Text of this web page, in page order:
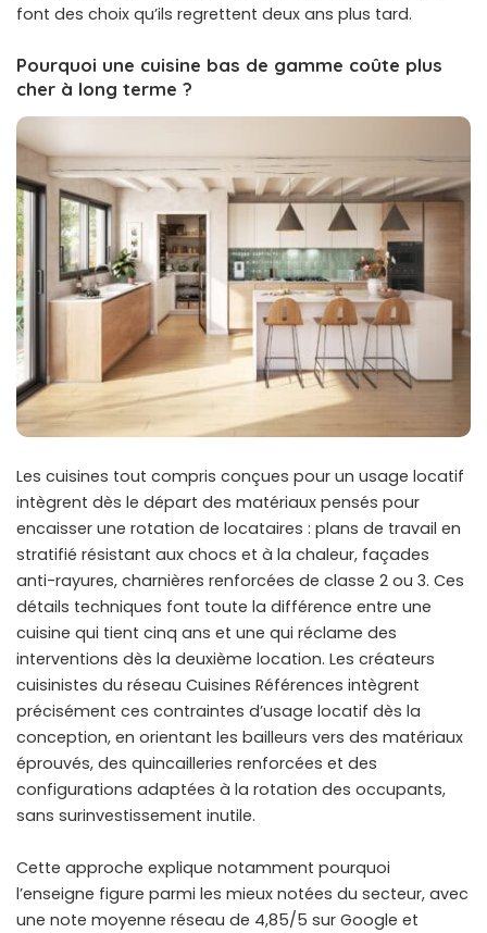
font des choix qu’ils regrettent deux ans plus tard.
Pourquoi une cuisine bas de gamme coûte plus
cher à long terme ?
Les cuisines tout compris conçues pour un usage locatif
intègrent dès le départ des matériaux pensés pour
encaisser une rotation de locataires : plans de travail en
stratifié résistant aux chocs et à la chaleur, façades
anti-rayures, charnières renforcées de classe 2 ou 3. Ces
détails techniques font toute la différence entre une
cuisine qui tient cinq ans et une qui réclame des
interventions dès la deuxième location. Les créateurs
cuisinistes du réseau Cuisines Références intègrent
précisément ces contraintes d’usage locatif dès la
conception, en orientant les bailleurs vers des matériaux
éprouvés, des quincailleries renforcées et des
configurations adaptées à la rotation des occupants,
sans surinvestissement inutile.
Cette approche explique notamment pourquoi
l’enseigne figure parmi les mieux notées du secteur, avec
une note moyenne réseau de 4,85/5 sur Google et